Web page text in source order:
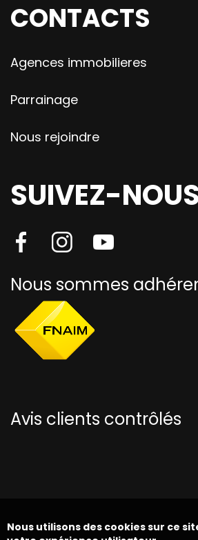
CONTACTS
Agences immobilieres
Parrainage
Nous rejoindre
SUIVEZ-NOUS
Nous sommes
Avis clients contrôlés
Nous utilisons des cookies sur ce